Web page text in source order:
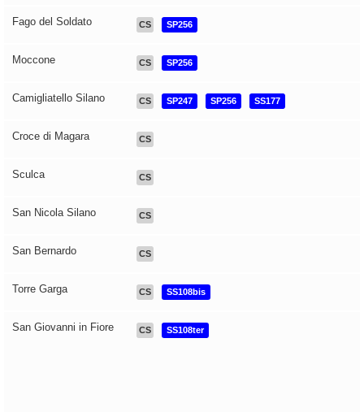
Fago del Soldato CS SP256
Moccone CS SP256
Camigliatello Silano CS SP247 SP256 SS177
Croce di Magara CS
Sculca CS
San Nicola Silano CS
San Bernardo CS
Torre Garga CS SS108bis
San Giovanni in Fiore CS SS108ter